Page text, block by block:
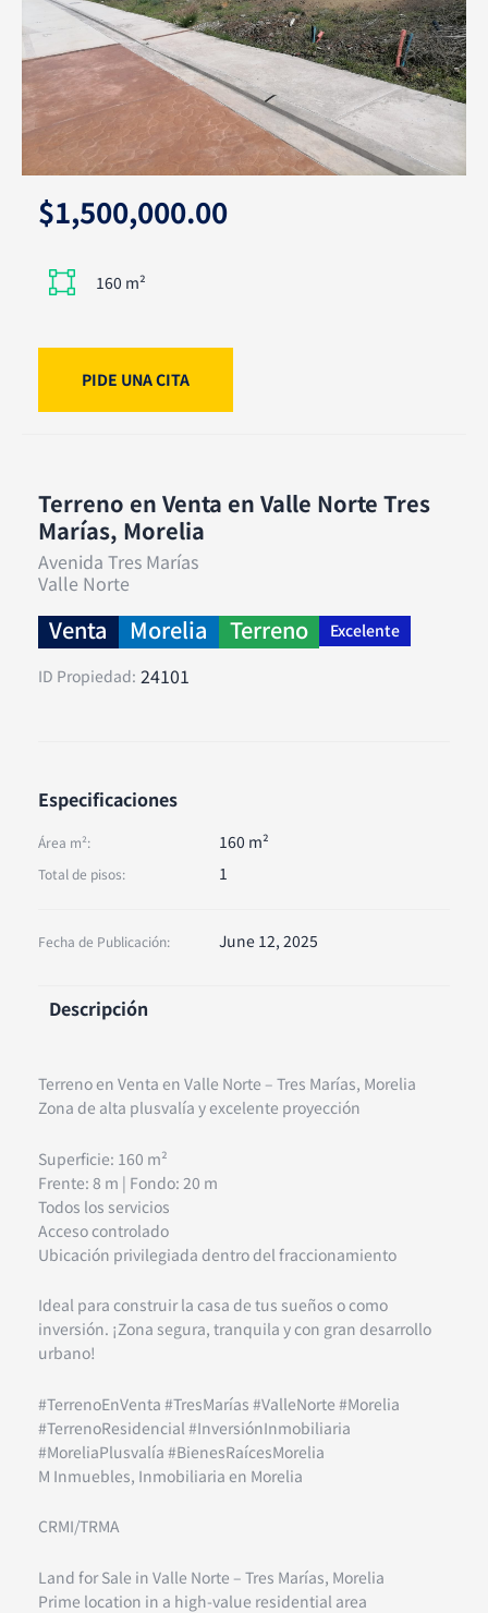
$1,500,000.00
160 m²
PIDE UNA CITA
Terreno en Venta en Valle Norte Tres
Marías, Morelia
Avenida Tres Marías
Valle Norte
Venta Morelia Terreno Excelente
ID Propiedad: 24101
Especificaciones
Área m²: 160 m²
Total de pisos: 1
Fecha de Publicación: June 12, 2025
Descripción
Terreno en Venta en Valle Norte – Tres Marías, Morelia
Zona de alta plusvalía y excelente proyección
Superficie: 160 m²
Frente: 8 m | Fondo: 20 m
Todos los servicios
Acceso controlado
Ubicación privilegiada dentro del fraccionamiento
Ideal para construir la casa de tus sueños o como
inversión. ¡Zona segura, tranquila y con gran desarrollo
urbano!
#TerrenoEnVenta #TresMarías #ValleNorte #Morelia
#TerrenoResidencial #InversiónInmobiliaria
#MoreliaPlusvalía #BienesRaícesMorelia
M Inmuebles, Inmobiliaria en Morelia
CRMI/TRMA
Land for Sale in Valle Norte – Tres Marías, Morelia
Prime location in a high-value residential area